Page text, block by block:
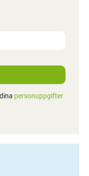
personuppgifter